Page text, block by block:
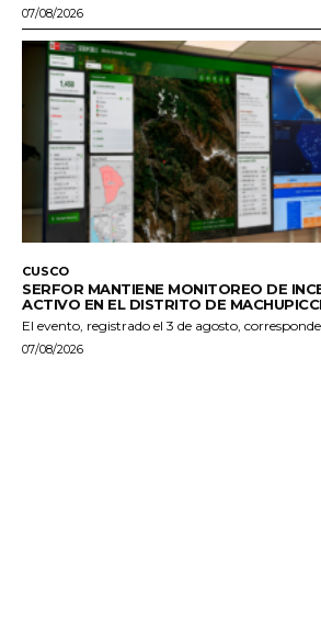
07/08/2026
CUSCO
SERFOR MANTIENE MONITOREO DE
ACTIVO EN EL DISTRITO DE
El evento, registrado el 3 de agosto,
07/08/2026